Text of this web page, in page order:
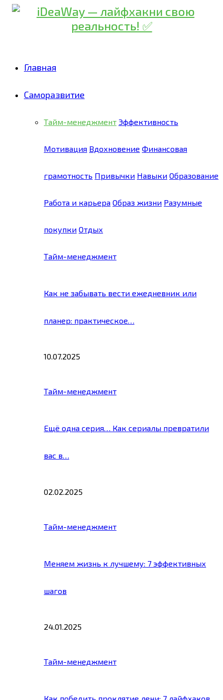
Главная
Саморазвитие
Тайм-менеджмент Эффективность
Мотивация Вдохновение Финансовая
грамотность Привычки Навыки Образование
Работа и карьера Образ жизни Разумные
покупки Отдых
Тайм-менеджмент
Как не забывать вести ежедневник или
планер: практическое…
10.07.2025
Тайм-менеджмент
Ещё одна серия… Как сериалы превратили
вас в…
02.02.2025
Тайм-менеджмент
Меняем жизнь к лучшему: 7 эффективных
шагов
24.01.2025
Тайм-менеджмент